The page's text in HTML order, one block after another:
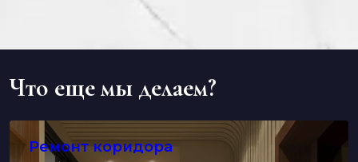
Что еще мы делаем?
Ремонт коридора